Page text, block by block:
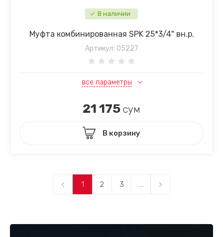
В наличии
Муфта комбинированная SPK 25*3/4" вн.р.
Артикул: 05227
все параметры
21 175 сум
В корзину
1 2 3 ...